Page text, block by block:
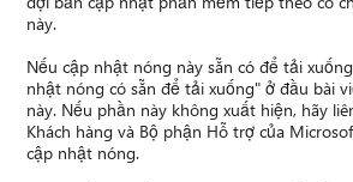
này.
Nếu cập nhật nóng này sẵn có để tải
nhật nóng có sẵn để tải xuống" ở đầu bài
này. Nếu phần này không xuất hiện, hãy
Khách hàng và Bộ phận Hỗ trợ của
cập nhật nóng.